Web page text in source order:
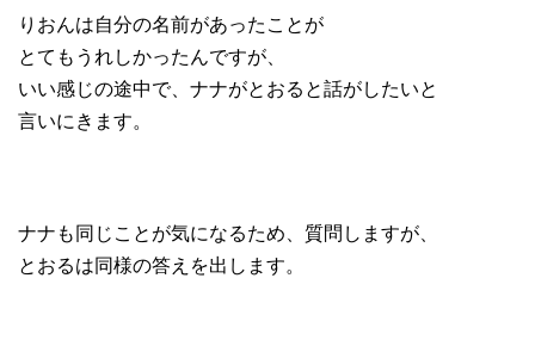
りおんは自分の名前があったことが
とてもうれしかったんですが、
いい感じの途中で、ナナがとおると話がしたいと
言いにきます。
ナナも同じことが気になるため、質問しますが、
とおるは同様の答えを出します。